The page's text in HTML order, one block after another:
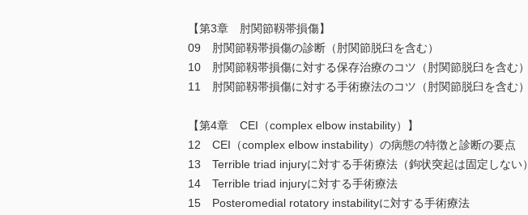
【第3章 肘関節靱帯損傷】
09 肘関節靱帯損傷の診断（肘関節脱臼を含む）
10 肘関節靱帯損傷に対する保存治療のコツ（肘関節脱臼を含む）
11 肘関節靱帯損傷に対する手術療法のコツ（肘関節脱臼を含む）
【第4章 CEI（complex elbow instability）】
12 CEI（complex elbow instability）の病態の特徴と診断の要点
13 Terrible triad injuryに対する手術療法（鉤状突起は固定しない）
14 Terrible triad injuryに対する手術療法
15 Posteromedial rotatory instabilityに対する手術療法